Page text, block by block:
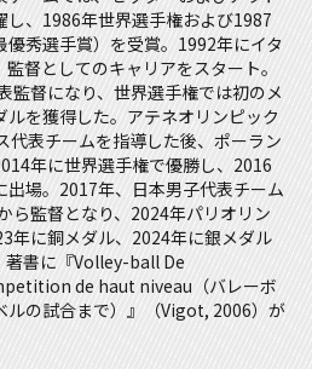
し、1986年世界選手権および1987
優秀選手賞）を受賞。1992年にイタ
督としてのキャリアをスタート。
監督になり、世界選手権では初のメ
を獲得した。アテネオリンピック
代表チームを指導した後、ポーラン
年に世界選手権で優勝し、2016
場。2017年、日本男子代表チーム
ら監督となり、2024年パリオリン
年に銅メダル、2024年に銀メダル
著書に『Volley-ball De
de haut niveau（バレーボ
の試合まで）』（Vigot, 2006）が